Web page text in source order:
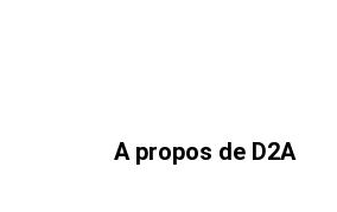
A propos de D2A